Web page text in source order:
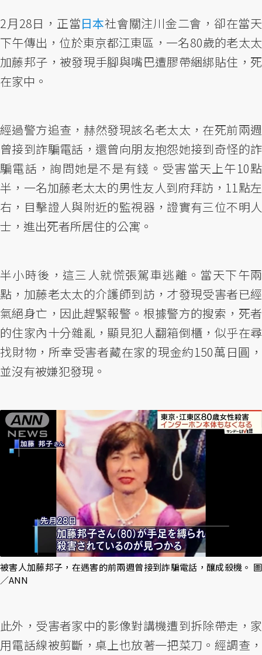
2月28日，正當日本社會關注川金二會，卻在當天
下午傳出，位於東京都江東區，一名80歲的老太太
加藤邦子，被發現手腳與嘴巴遭膠帶綑綁貼住，死
在家中。
經過警方追查，赫然發現該名老太太，在死前兩週
曾接到詐騙電話，還曾向朋友抱怨她接到奇怪的詐
騙電話，詢問她是不是有錢。受害當天上午10點
半，一名加藤老太太的男性友人到府拜訪，11點左
右，目擊證人與附近的監視器，證實有三位不明人
士，進出死者所居住的公寓。
半小時後，這三人就慌張駕車逃離。當天下午兩
點，加藤老太太的介護師到訪，才發現受害者已經
氣絕身亡，因此趕緊報警。根據警方的搜索，死者
的住家內十分雜亂，顯見犯人翻箱倒櫃，似乎在尋
找財物，所幸受害者藏在家的現金約150萬日圓，
並沒有被嫌犯發現。
被害人加藤邦子，在遇害的前兩週曾接到詐騙電話，釀成殺機。 圖
／ANN
此外，受害者家中的影像對講機遭到拆除帶走，家
用電話線被剪斷，桌上也放著一把菜刀。經調查，